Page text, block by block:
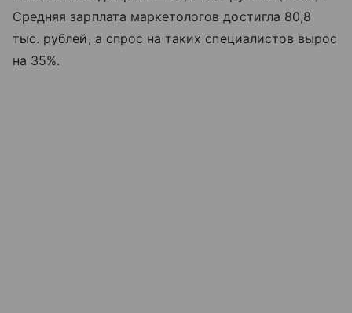
Средняя зарплата маркетологов достигла 80,8
тыс. рублей, а спрос на таких специалистов вырос
на 35%.